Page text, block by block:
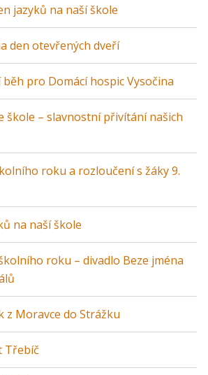
jazyků na naší škole
den otevřených dveří
pro Domácí hospic Vysočina
škole – slavnostní přivítání našich
roku a rozloučení s žáky 9.
na naší škole
roku – divadlo Beze jména
z Moravce do Strážku
Třebíč